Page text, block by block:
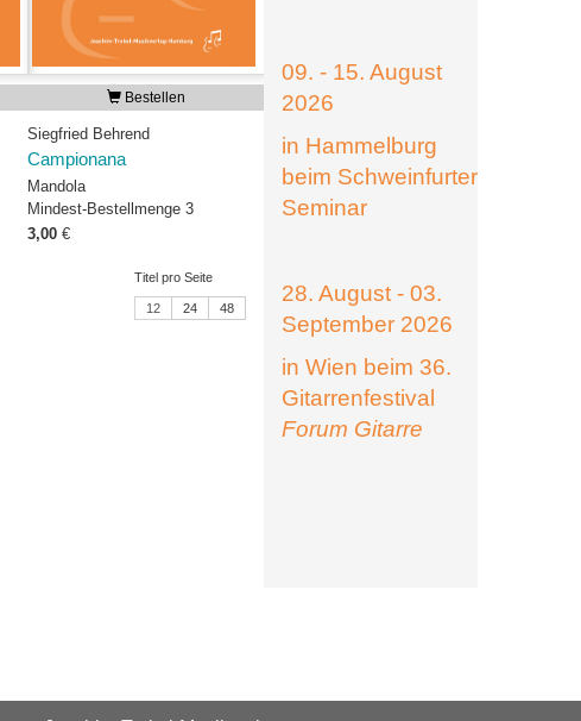
Bestellen
Siegfried Behrend
Campionana
Mandola
Mindest-Bestellmenge 3
3,00€
Titel pro Seite
12 24 48
09. - 15. August
2026
in Hammelburg
beim Schweinfurter
Seminar
28. August - 03.
September 2026
in Wien beim 36.
Gitarrenfestival
Forum Gitarre